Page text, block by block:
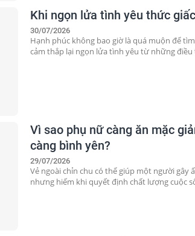
Khi ngọn lửa tình yêu thức
30/07/2026
Hạnh phúc không bao giờ là quá muộn để
cảm thắp lại ngọn lửa tình yêu từ những
Vì sao phụ nữ càng ăn mặc
càng bình yên?
29/07/2026
Vẻ ngoài chỉn chu có thể giúp một người gây
nhưng hiếm khi quyết định chất lượng cuộc